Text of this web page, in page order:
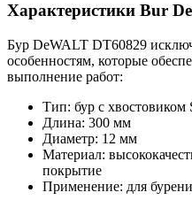
Характеристики Bur
Бур DeWALT DT60829
особенностям, которые
выполнение работ:
Тип: бур с хвостовиком
Длина: 300 мм
Диаметр: 12 мм
Материал:
покрытие
Применение: для